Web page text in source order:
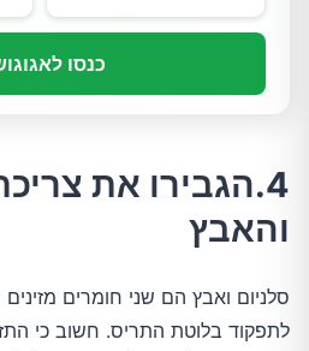
כנסו
4.הגבירו את
והאבץ
סלניום ואבץ הם שני חומרים
לתפקוד בלוטת התריס. חשוב כי